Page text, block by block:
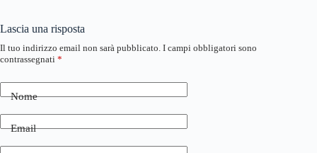
Lascia una risposta
Il tuo indirizzo email non sarà pubblicato. I campi obbligatori sono
contrassegnati *
Nome
Email